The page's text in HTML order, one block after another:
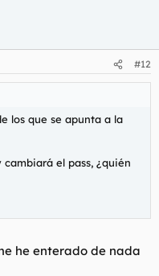
#12
los que se apunta a la
el pass, ¿quién
he enterado de nada